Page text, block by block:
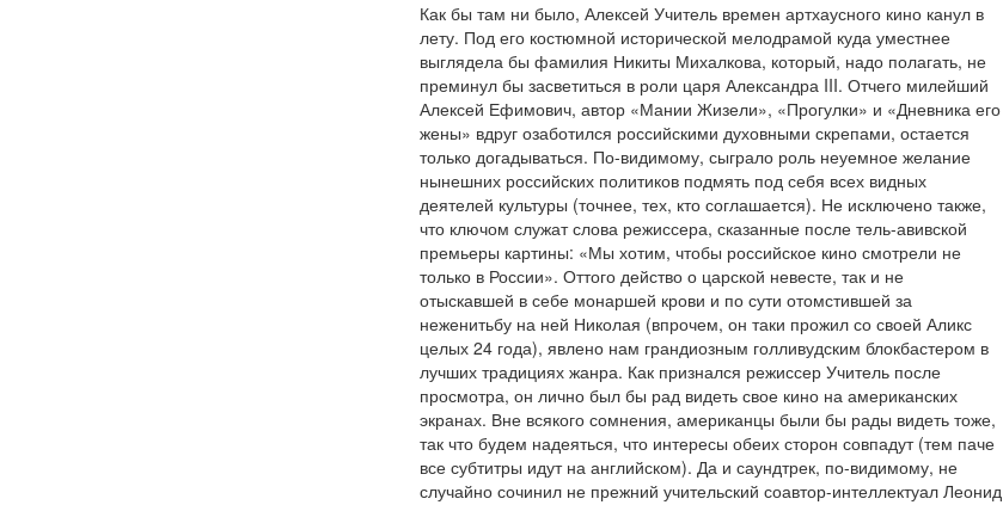
Как бы там ни было, Алексей Учитель времен артхаусного кино канул в
лету. Под его костюмной исторической мелодрамой куда уместнее
выглядела бы фамилия Никиты Михалкова, который, надо полагать, не
преминул бы засветиться в роли царя Александра III. Отчего милейший
Алексей Ефимович, автор «Мании Жизели», «Прогулки» и «Дневника его
жены» вдруг озаботился российскими духовными скрепами, остается
только догадываться. По-видимому, сыграло роль неуемное желание
нынешних российских политиков подмять под себя всех видных
деятелей культуры (точнее, тех, кто соглашается). Не исключено также,
что ключом служат слова режиссера, сказанные после тель-авивской
премьеры картины: «Мы хотим, чтобы российское кино смотрели не
только в России». Оттого действо о царской невесте, так и не
отыскавшей в себе монаршей крови и по сути отомстившей за
неженитьбу на ней Николая (впрочем, он таки прожил со своей Аликс
целых 24 года), явлено нам грандиозным голливудским блокбастером в
лучших традициях жанра. Как признался режиссер Учитель после
просмотра, он лично был бы рад видеть свое кино на американских
экранах. Вне всякого сомнения, американцы были бы рады видеть тоже,
так что будем надеяться, что интересы обеих сторон совпадут (тем паче
все субтитры идут на английском). Да и саундтрек, по-видимому, не
случайно сочинил не прежний учительский соавтор-интеллектуал Леонид